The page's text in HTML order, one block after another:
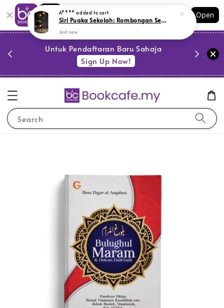
Shopping: Track Your Order
Your Trusted Shops
Open
Untuk Pendaftaran Baru Sahaja
Sign Up Now!
Search
A**** added to cart
Siri Puaka Sekolah: Rombongan Sekolah (L172,Y59, SR)
Just now